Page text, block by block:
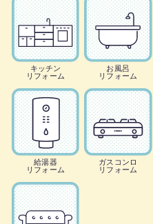
キッチン
リフォーム
お風呂
リフォーム
給湯器
リフォーム
ガスコンロ
リフォーム